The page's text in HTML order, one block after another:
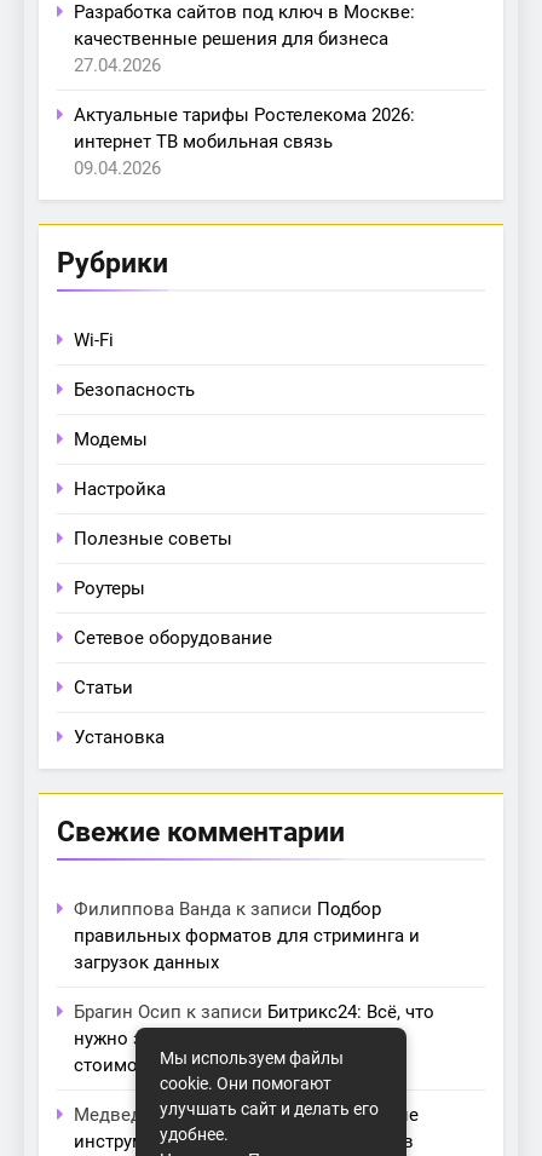
Разработка сайтов под ключ в Москве:
качественные решения для бизнеса
27.04.2026
Актуальные тарифы Ростелекома 2026:
интернет ТВ мобильная связь
09.04.2026
Рубрики
Wi-Fi
Безопасность
Модемы
Настройка
Полезные советы
Роутеры
Сетевое оборудование
Статьи
Установка
Свежие комментарии
Филиппова Ванда к записи Подбор
правильных форматов для стриминга и
загрузок данных
Брагин Осип к записи Битрикс24: Всё, что
нужно знать о лицензиях, тарифах и
стоимости в компании Айтекс
Медведева Амалияк записиОсновные
инструменты для создания серверов в
Мы используем файлы
cookie. Они помогают
улучшать сайт и делать его
удобнее.